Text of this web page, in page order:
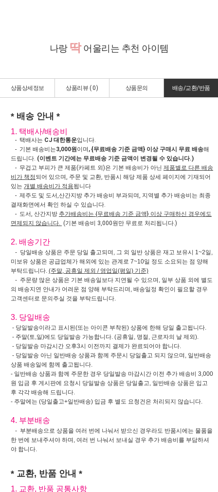
나랑 딱어울리는 추천 아이템
상품상세정보 상품리뷰 (0) 상품문의 배송/교환/반품
* 배송 안내 *
1. 택배사/배송비
- 택배사는 CJ 대한통운입니다.
- 기본 배송비는3,000원이며, {무료배송 기준 금액} 이상 구매시 무료 배송해
드립니다. (이벤트 기간에는 무료배송 기준 금액이 변경될 수 있습니다.)
- 무겁고 부피가 큰 제품(카페트 외)은 기본 배송비가 아닌 제품별로 다른 배송
비가 책정되어 있으며, 주문 및 교환, 반품시 해당 제품 상세 페이지에 기재되어
있는 개별 배송비가 적용됩니다
- 제주도 및 도서,산간지방 추가 배송비 부과되며, 지역별 추가 배송비는 최종
결재화면에서 확인 하실 수 있습니다.
- 도서, 산간지방 추가배송비는 {무료배송 기준 금액} 이상 구매하신 경우에도
면제되지 않습니다.
(기본 배송비 3,000원만 무료로 처리됩니다.)
2. 배송기간
- 당일배송 상품은 주문 당일 출고되며, 그 외 일반 상품은 재고 보유시 1~2일,
미보유 상품은 공급업체가 해외에 있는 관계로 7~10일 정도 소요되는 점 양해
부탁드립니다. (주말, 공휴일 제외 / 영업일(평일) 기준)
- 주문량 많은 상품은 기본 배송일보다 지연될 수 있으며, 일부 상품 외에 별도
의 배송지연 안내가 어려운 점 양해 부탁드리며, 배송일정 확인이 필요할 경우
고객센터로 문의주실 것을 부탁드립니다.
3. 당일배송
- 당일발송이라고 표시된(또는 아이콘 부착된) 상품에 한해 당일 출고됩니다.
- 주말(토,일)에도 당일발송 가능합니다. (공휴일, 명절, 근로자의 날 제외).
- 당일발송 마감시간 오후3시 이전까지 결제가 완료되어야 합니다.
- 당일발송 아닌 일반배송 상품과 함께 주문시 당일출고 되지 않으며, 일반배송
상품 배송일에 함께 출고됩니다.
- 일반배송 상품과 함께 주문한 경우 당일발송 마감시간 이전 추가 배송비 3,000
원 입금 후 게시판에 요청시 당일발송 상품은 당일출고, 일반배송 상품은 입고
후 각각 배송해 드립니다.
- 주말에는 (당일출고+일반배송) 입금 후 별도 요청건은 처리되지 않습니다.
4. 부분배송
- 부분배송으로 상품을 여러 번에 나눠서 받으신 경우라도 반품시에는 물품을
한 번에 보내주셔야 하며, 여러 번 나눠서 보내실 경우 추가 배송비를 부담하셔
야 합니다.
* 교환, 반품 안내 *
1. 교환, 반품 공통사항